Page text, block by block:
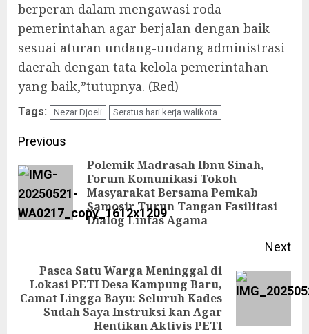
berperan dalam mengawasi roda
pemerintahan agar berjalan dengan baik
sesuai aturan undang-undang administrasi
daerah dengan tata kelola pemerintahan
yang baik,”tutupnya. (Red)
Tags: Nezar Djoeli Seratus hari kerja walikota
Continue
Reading
Previous
Polemik Madrasah Ibnu Sinah,
Forum Komunikasi Tokoh
Masyarakat Bersama Pemkab
Samosir Turun Tangan Fasilitasi
Dialog Lintas Agama
Next
Next
post:
Pasca Satu Warga Meninggal di
Lokasi PETI Desa Kampung Baru,
Camat Lingga Bayu: Seluruh Kades
Sudah Saya Instruksi kan Agar
Hentikan Aktivis PETI